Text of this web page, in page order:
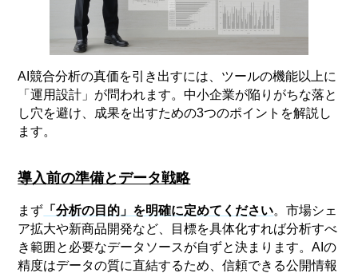
AI競合分析の真価を引き出すには、ツールの機能以上に
「運用設計」が問われます。中小企業が陥りがちな落と
し穴を避け、成果を出すための3つのポイントを解説し
ます。
導入前の準備とデータ戦略
まず 「分析の目的」を明確に定めてください。市場シェ
ア拡大や新商品開発など、目標を具体化すれば分析すべ
き範囲と必要なデータソースが自ずと決まります。AIの
精度はデータの質に直結するため、信頼できる公開情報